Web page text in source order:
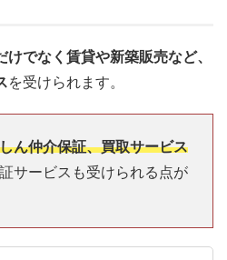
けでなく賃貸や新築販売など、
を受けられます。
ん仲介保証、買取サービス
サービスも受けられる点が